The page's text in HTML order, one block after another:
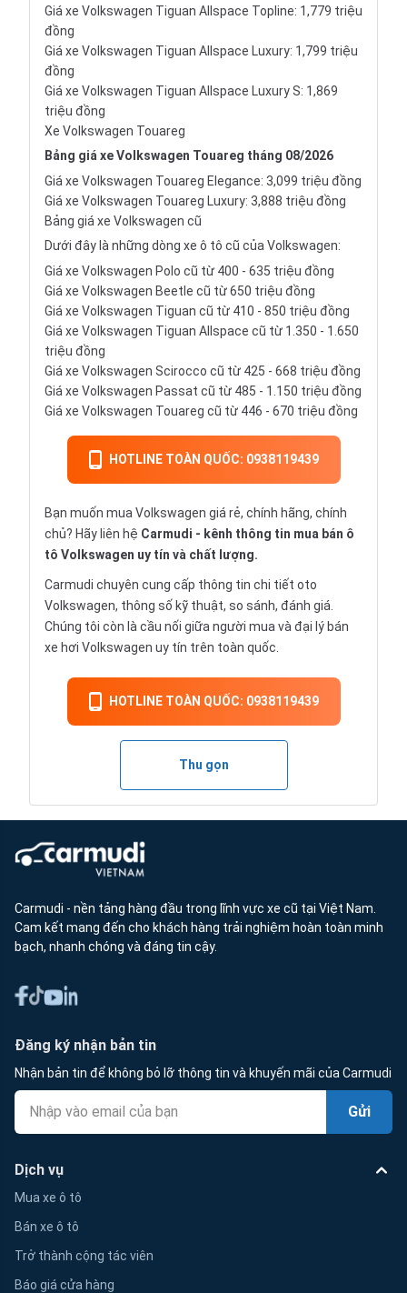
Giá xe Volkswagen Tiguan Allspace Topline: 1,779 triệu
đồng
Giá xe Volkswagen Tiguan Allspace Luxury: 1,799 triệu
đồng
Giá xe Volkswagen Tiguan Allspace Luxury S: 1,869
triệu đồng
Xe Volkswagen Touareg
Bảng giá xe Volkswagen Touareg tháng 08/2026
Giá xe Volkswagen Touareg Elegance: 3,099 triệu đồng
Giá xe Volkswagen Touareg Luxury: 3,888 triệu đồng
Bảng giá xe Volkswagen cũ
Dưới đây là những dòng xe ô tô cũ của Volkswagen:
Giá xe Volkswagen Polo cũ từ 400 - 635 triệu đồng
Giá xe Volkswagen Beetle cũ từ 650 triệu đồng
Giá xe Volkswagen Tiguan cũ từ 410 - 850 triệu đồng
Giá xe Volkswagen Tiguan Allspace cũ từ 1.350 - 1.650
triệu đồng
Giá xe Volkswagen Scirocco cũ từ 425 - 668 triệu đồng
Giá xe Volkswagen Passat cũ từ 485 - 1.150 triệu đồng
Giá xe Volkswagen Touareg cũ từ 446 - 670 triệu đồng
HOTLINE TOÀN QUỐC: 0938119439
Bạn muốn mua Volkswagen giá rẻ, chính hãng, chính
chủ? Hãy liên hệ Carmudi - kênh thông tin mua bán ô
tô Volkswagen uy tín và chất lượng.
Carmudi chuyên cung cấp thông tin chi tiết oto
Volkswagen, thông số kỹ thuật, so sánh, đánh giá.
Chúng tôi còn là cầu nối giữa người mua và đại lý bán
xe hơi Volkswagen uy tín trên toàn quốc.
HOTLINE TOÀN QUỐC: 0938119439
Thu gọn
Carmudi - nền tảng hàng đầu trong lĩnh vực xe cũ tại Việt Nam.
Cam kết mang đến cho khách hàng trải nghiệm hoàn toàn minh
bạch, nhanh chóng và đáng tin cậy.
Đăng ký nhận bản tin
Nhận bản tin để không bỏ lỡ thông tin và khuyến mãi của Carmudi
Gửi
Dịch vụ
Mua xe ô tô
Bán xe ô tô
Trở thành cộng tác viên
Báo giá cửa hàng